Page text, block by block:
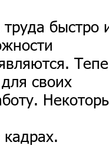
быстро
своих